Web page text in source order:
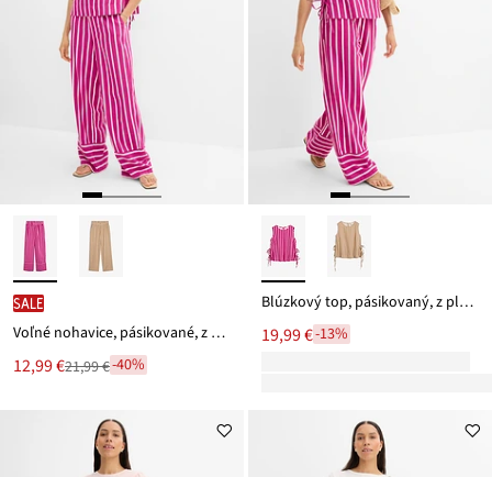
SALE
Voľné nohavice, pásikované, z pláteného mixu
Nová
cena
12,99 €
Zľava 21,99 €-40%
Blúzkový top, pásikovaný, z pláteného mixu
19,99 €-13%